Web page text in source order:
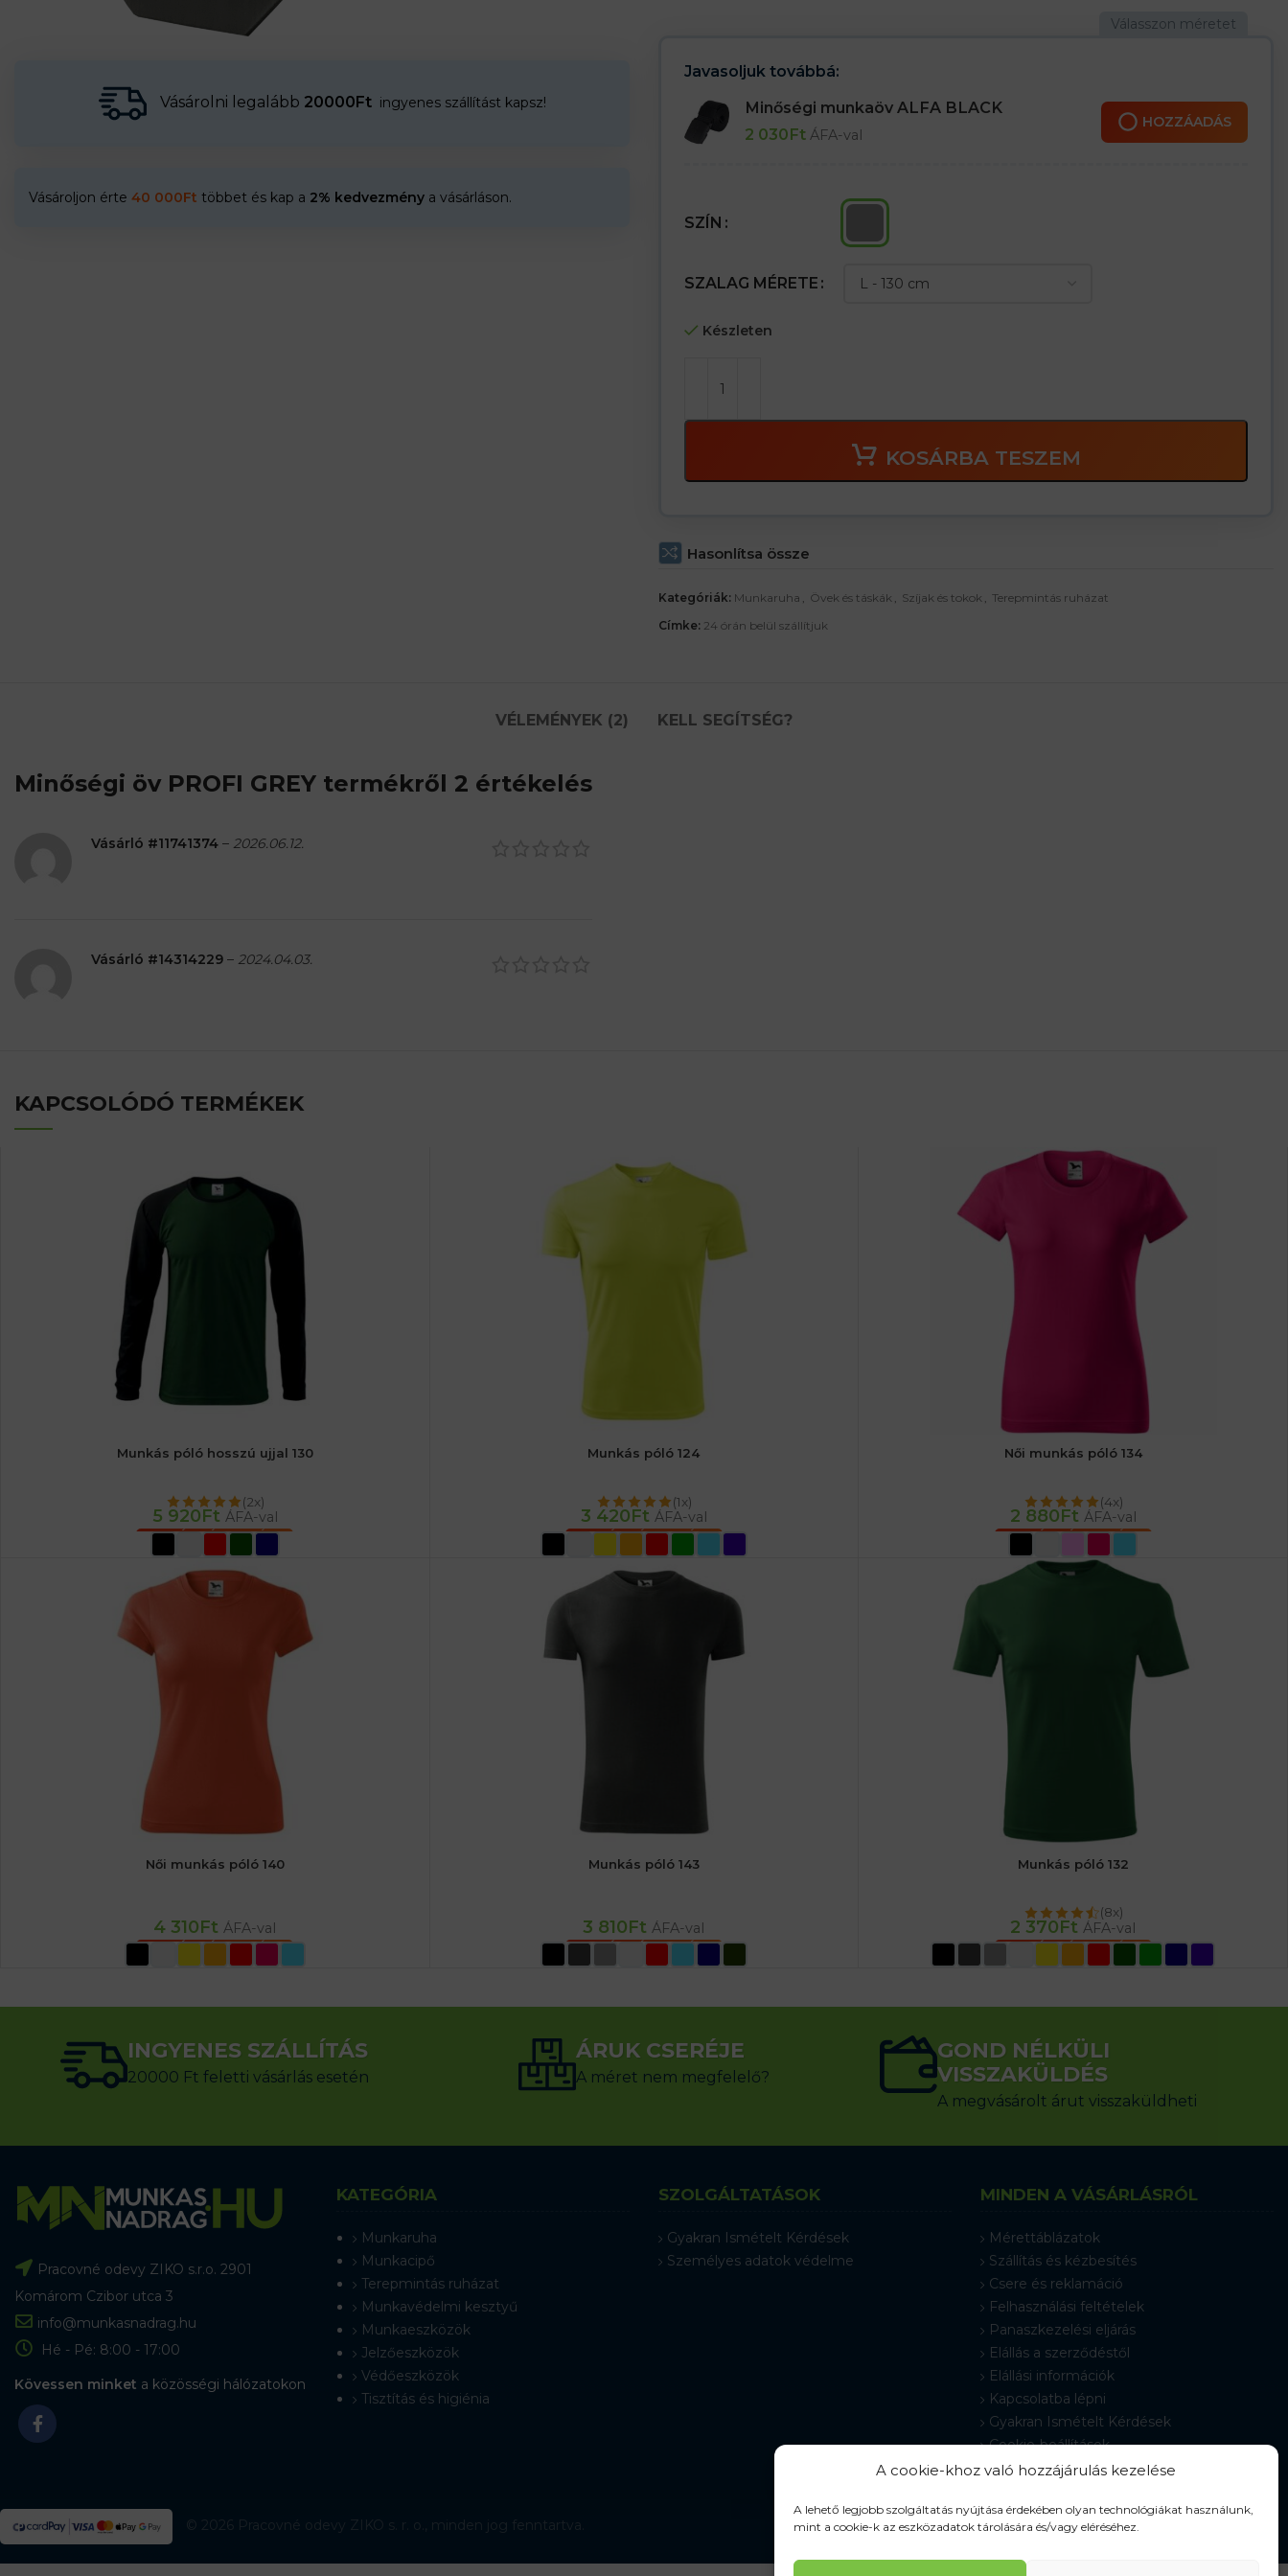
A cookie-khoz való hozzájárulás kezelése
A lehető legjobb szolgáltatás nyújtása érdekében olyan technológiákat használunk,
mint a cookie-k az eszközadatok tárolására és/vagy eléréséhez.
Vásárolni legalább 20000Ft ingyenes szállítást kapsz!
Vásároljon érte 40 000Ft többet és kap a 2% kedvezmény a vásárláson.
Javasoljuk továbbá:
Minőségi munkaöv ALFA BLACK
2 030Ft ÁFA-val
HOZZÁADÁS
SZÍN
SZALAG MÉRETE
Készleten
KOSÁRBA TESZEM
Hasonlítsa össze
Kategóriák: Munkaruha , Övek és táskák , Szíjak és tokok , Terepmintás ruházat
Címke: 24 órán belül szállítjuk
VÉLEMÉNYEK (2) KELL SEGÍTSÉG?
Minőségi öv PROFI GREY termékről 2 értékelés
Vásárló #11741374 – 2026.06.12.
Vásárló #14314229 – 2024.04.03.
KAPCSOLÓDÓ TERMÉKEK
Munkás póló hosszú ujjal 130
(2x)
5 920Ft ÁFA-val
OPCIÓK VÁLASZTÁSA
Munkás póló 124
(1x)
3 420Ft ÁFA-val
OPCIÓK VÁLASZTÁSA
Női munkás póló 134
(4x)
2 880Ft ÁFA-val
OPCIÓK VÁLASZTÁSA
Női munkás póló 140
4 310Ft ÁFA-val
OPCIÓK VÁLASZTÁSA
Munkás póló 143
3 810Ft ÁFA-val
OPCIÓK VÁLASZTÁSA
Munkás póló 132
(8x)
2 370Ft ÁFA-val
OPCIÓK VÁLASZTÁSA
INGYENES SZÁLLÍTÁS
20000 Ft feletti vásárlás esetén
ÁRUK CSERÉJE
A méret nem megfelelő?
GOND NÉLKÜLI
VISSZAKÜLDÉS
A megvásárolt árut visszaküldheti
Pracovné odevy ZIKO s.r.o. 2901
Komárom Czibor utca 3
info@munkasnadrag.hu
Hé - Pé: 8:00 - 17:00
Kövessen minket a közösségi hálózatokon
KATEGÓRIA
Munkaruha
Munkacipő
Terepmintás ruházat
Munkavédelmi kesztyű
Munkaeszközök
Jelzőeszközök
Védőeszközök
Tisztítás és higiénia
SZOLGÁLTATÁSOK
Gyakran Ismételt Kérdések
Személyes adatok védelme
MINDEN A VÁSÁRLÁSRÓL
Mérettáblázatok
Szállítás és kézbesítés
Csere és reklamáció
Felhasználási feltételek
Panaszkezelési eljárás
Elállás a szerződéstől
Elállási információk
Kapcsolatba lépni
Gyakran Ismételt Kérdések
Cookie-beállítások